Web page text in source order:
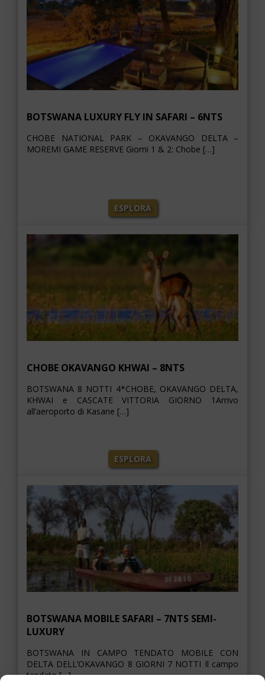
BOTSWANA LUXURY FLY IN SAFARI – 6NTS
CHOBE NATIONAL PARK – OKAVANGO DELTA –
MOREMI GAME RESERVE Giorni 1 & 2: Chobe […]
ESPLORA
CHOBE OKAVANGO KHWAI – 8NTS
BOTSWANA 8 NOTTI 4*CHOBE, OKAVANGO DELTA,
KHWAI e CASCATE VITTORIA GIORNO 1Arrivo
all’aeroporto di Kasane […]
ESPLORA
BOTSWANA MOBILE SAFARI – 7NTS SEMI-
LUXURY
BOTSWANA IN CAMPO TENDATO MOBILE CON
DELTA DELL’OKAVANGO 8 GIORNI 7 NOTTI Il campo
tendato […]